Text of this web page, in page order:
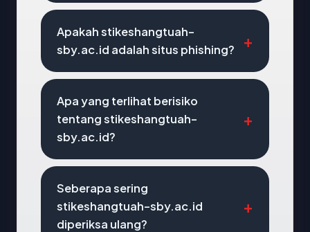
Apakah stikeshangtuah-
sby.ac.id adalah situs phishing?
Apa yang terlihat berisiko
tentang stikeshangtuah-
sby.ac.id?
Seberapa sering
stikeshangtuah-sby.ac.id
diperiksa ulang?